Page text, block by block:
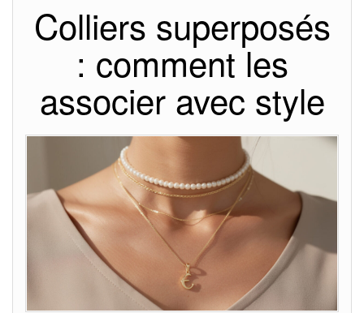
Colliers superposés
: comment les
associer avec style